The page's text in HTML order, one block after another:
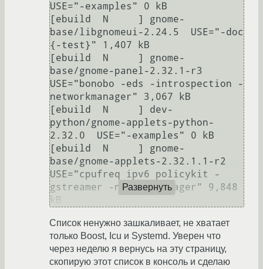
USE="-examples" 0 kB
[ebuild  N     ] gnome-
base/libgnomeui-2.24.5  USE="-doc
{-test}" 1,407 kB
[ebuild  N     ] gnome-
base/gnome-panel-2.32.1-r3
USE="bonobo -eds -introspection -
networkmanager" 3,067 kB
[ebuild  N     ] dev-
python/gnome-applets-python-
2.32.0  USE="-examples" 0 kB
[ebuild  N     ] gnome-
base/gnome-applets-2.32.1.1-r2
USE="cpufreq ipv6 policykit -
gstreamer -networkmanager" 9,848
kB
Развернуть
Список ненужно зашкаливает, не хватает
только Boost, Icu и Systemd. Уверен что
через неделю я вернусь на эту страницу,
скопирую этот список в консоль и сделаю